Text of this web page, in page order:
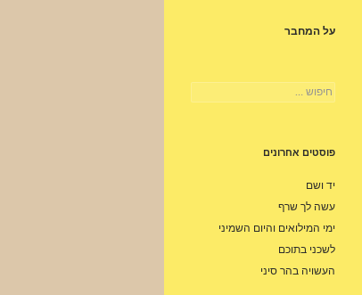
על המחבר
חיפוש:
פוסטים אחרונים
יד ושם
עשה לך שרף
ימי המילואים והיום השמיני
לשכני בתוכם
העשויה בהר סיני